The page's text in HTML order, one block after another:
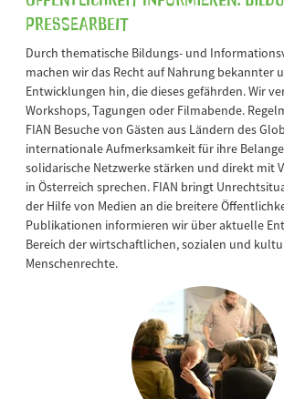
Pressearbeit
Durch thematische Bildungs- und
machen wir das Recht auf Nahrung bekannter
Entwicklungen hin, die dieses gefährden. Wir
Workshops, Tagungen oder Filmabende.
FIAN Besuche von Gästen aus Ländern des
internationale Aufmerksamkeit für ihre
solidarische Netzwerke stärken und direkt mit
in Österreich sprechen. FIAN bringt
der Hilfe von Medien an die breitere
Publikationen informieren wir über aktuelle
Bereich der wirtschaftlichen, sozialen und
Menschenrechte.